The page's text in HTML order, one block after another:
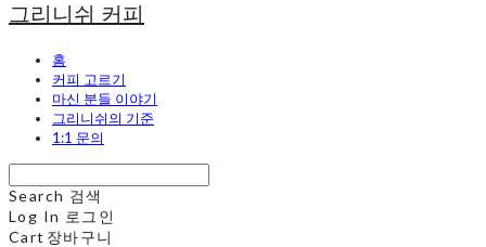
그리니쉬 커피
홈
커피 고르기
마신 분들 이야기
그리니쉬의 기준
1:1 문의
Search 검색
Log In 로그인
Cart 장바구니